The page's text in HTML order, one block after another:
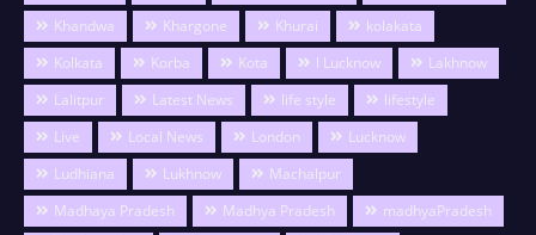
Khandwa
Khargone Khurai
kolakata
Kolkata
Korba Kota l Lucknow
Lakhnow
Lalitpur
Latest News life style
lifestyle
Live
Local News London
Lucknow
Ludhiana
Lukhnow
Machalpur
Madhaya Pradesh
Madhya Pradesh
madhyaPradesh